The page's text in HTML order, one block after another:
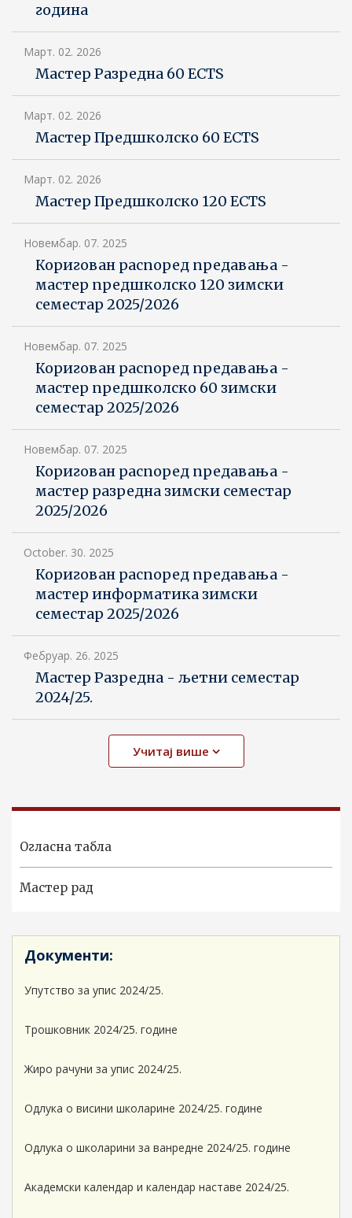
година
Март. 02. 2026
Мастер Разредна 60 ECTS
Март. 02. 2026
Мастер Предшколско 60 ECTS
Март. 02. 2026
Мастер Предшколско 120 ECTS
Новембар. 07. 2025
Коригован распоред предавања -
мастер предшколско 120 зимски
семестар 2025/2026
Новембар. 07. 2025
Коригован распоред предавања -
мастер предшколско 60 зимски
семестар 2025/2026
Новембар. 07. 2025
Коригован распоред предавања -
мастер разредна зимски семестар
2025/2026
October. 30. 2025
Коригован распоред предавања -
мастер информатика зимски
семестар 2025/2026
Фебруар. 26. 2025
Мастер Разредна - љетни семестар
2024/25.
Учитај више
Огласна табла
Мастер рад
Документи:
Упутство за упис 2024/25.
Трошковник 2024/25. године
Жиро рачуни за упис 2024/25.
Одлука о висини школарине 2024/25. године
Одлука о школарини за ванредне 2024/25. године
Академски календар и календар наставе 2024/25.